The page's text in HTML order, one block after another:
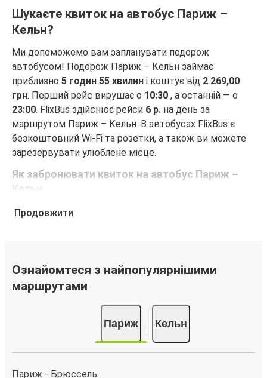
Шукаєте квиток на автобус Париж –
Кельн?
Ми допоможемо вам запланувати подорож
автобусом! Подорож Париж – Кельн займає
приблизно 5 годин 55 хвилин і коштує від 2 269,00
грн. Перший рейс вирушає о 10:30 , а останній — о
23:00. FlixBus здійснює рейси 6 р. на день за
маршрутом Париж – Кельн. В автобусах FlixBus є
безкоштовний Wi-Fi та розетки, а також ви можете
зарезервувати улюблене місце.
Як забронювати квиток на автобус Париж –
Кельн
Забронювати квиток FlixBus — це неймовірно просто.
ви можете вибрати один із численних способів
оплати, як-от кредитна картка, PayPal, Google Pay або
Apple Pay. Також ви можете купити квиток за
готівку у водія або в касі.
Продовжити
Ознайомтеся з найпопулярнішими
маршрутами
Париж Кельн
Париж - Брюссель